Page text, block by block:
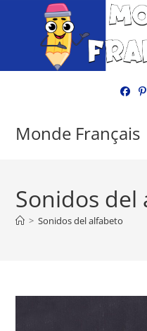
Monde Français
Sonidos del
> Sonidos del alfabeto